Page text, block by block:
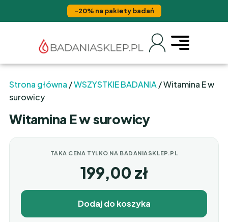
−20% na pakiety badań
Strona główna /WSZYSTKIE BADANIA / Witamina E w
surowicy
Witamina E w surowicy
TAKA CENA TYLKO NA BADANIASKLEP.PL
199,00 zł
Dodaj do koszyka